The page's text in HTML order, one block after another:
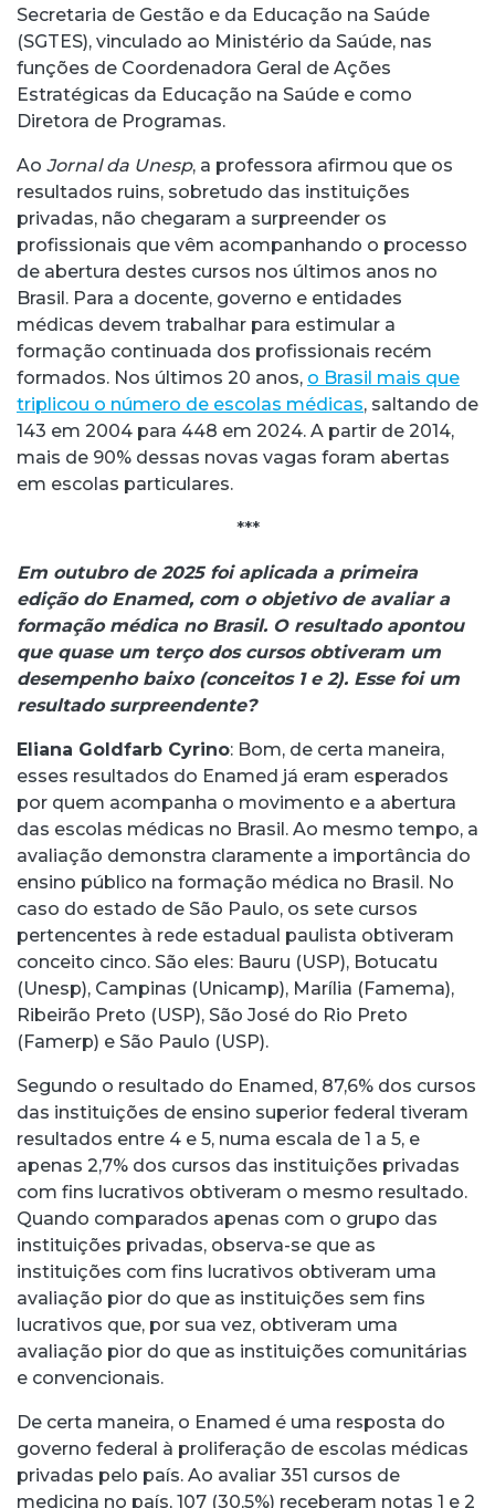
Secretaria de Gestão e da Educação na Saúde
(SGTES), vinculado ao Ministério da Saúde, nas
funções de Coordenadora Geral de Ações
Estratégicas da Educação na Saúde e como
Diretora de Programas.
Ao Jornal da Unesp, a professora afirmou que os
resultados ruins, sobretudo das instituições
privadas, não chegaram a surpreender os
profissionais que vêm acompanhando o processo
de abertura destes cursos nos últimos anos no
Brasil. Para a docente, governo e entidades
médicas devem trabalhar para estimular a
formação continuada dos profissionais recém
formados. Nos últimos 20 anos, o Brasil mais que
triplicou o número de escolas médicas, saltando de
143 em 2004 para 448 em 2024. A partir de 2014,
mais de 90% dessas novas vagas foram abertas
em escolas particulares.
***
Em outubro de 2025 foi aplicada a primeira
edição do Enamed, com o objetivo de avaliar a
formação médica no Brasil. O resultado apontou
que quase um terço dos cursos obtiveram um
desempenho baixo (conceitos 1 e 2). Esse foi um
resultado surpreendente?
Eliana Goldfarb Cyrino: Bom, de certa maneira,
esses resultados do Enamed já eram esperados
por quem acompanha o movimento e a abertura
das escolas médicas no Brasil. Ao mesmo tempo, a
avaliação demonstra claramente a importância do
ensino público na formação médica no Brasil. No
caso do estado de São Paulo, os sete cursos
pertencentes à rede estadual paulista obtiveram
conceito cinco. São eles: Bauru (USP), Botucatu
(Unesp), Campinas (Unicamp), Marília (Famema),
Ribeirão Preto (USP), São José do Rio Preto
(Famerp) e São Paulo (USP).
Segundo o resultado do Enamed, 87,6% dos cursos
das instituições de ensino superior federal tiveram
resultados entre 4 e 5, numa escala de 1 a 5, e
apenas 2,7% dos cursos das instituições privadas
com fins lucrativos obtiveram o mesmo resultado.
Quando comparados apenas com o grupo das
instituições privadas, observa-se que as
instituições com fins lucrativos obtiveram uma
avaliação pior do que as instituições sem fins
lucrativos que, por sua vez, obtiveram uma
avaliação pior do que as instituições comunitárias
e convencionais.
De certa maneira, o Enamed é uma resposta do
governo federal à proliferação de escolas médicas
privadas pelo país. Ao avaliar 351 cursos de
medicina no país, 107 (30,5%) receberam notas 1 e 2